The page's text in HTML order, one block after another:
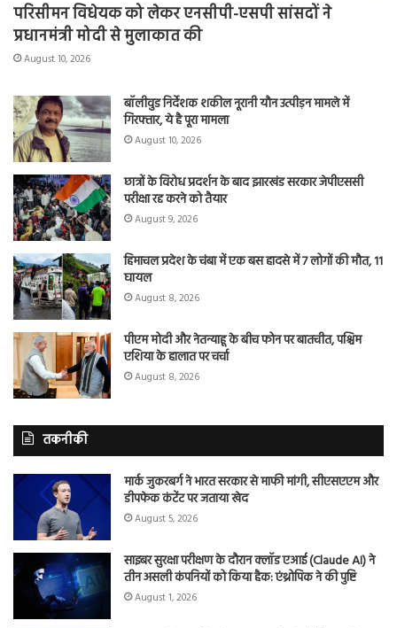
परिसीमन विधेयक को लेकर एनसीपी-एसपी सांसदों ने
प्रधानमंत्री मोदी से मुलाकात की
August 10, 2026
बॉलीवुड निर्देशक शकील नूरानी यौन उत्पीड़न मामले में
गिरफ्तार, ये है पूरा मामला
August 10, 2026
छात्रों के विरोध प्रदर्शन के बाद झारखंड सरकार जेपीएससी
परीक्षा रद्द करने को तैयार
August 9, 2026
हिमाचल प्रदेश के चंबा में एक बस हादसे में 7 लोगों की मौत, 11
घायल
August 8, 2026
पीएम मोदी और नेतन्याहू के बीच फोन पर बातचीत, पश्चिम
एशिया के हालात पर चर्चा
August 8, 2026
तकनीकी
मार्क जुकरबर्ग ने भारत सरकार से माफी मांगी, सीएसएएम और
डीपफेक कंटेंट पर जताया खेद
August 5, 2026
साइबर सुरक्षा परीक्षण के दौरान क्लॉड एआई (Claude AI) ने
तीन असली कंपनियों को किया हैक: एंथ्रोपिक ने की पुष्टि
August 1, 2026